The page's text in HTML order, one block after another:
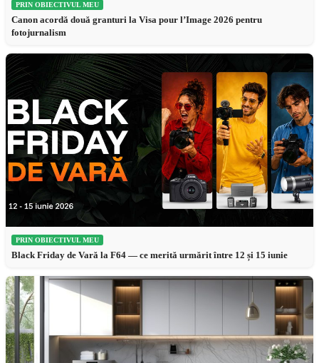
PRIN OBIECTIVUL MEU
Canon acordă două granturi la Visa pour l’Image 2026 pentru
fotojurnalism
PRIN OBIECTIVUL MEU
Black Friday de Vară la F64 — ce merită urmărit între 12 și 15 iunie